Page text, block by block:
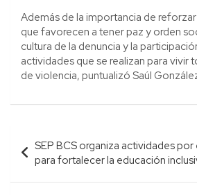
Además de la importancia de
que favorecen a tener paz y orden
cultura de la denuncia y la
actividades que se realizan para vivir
de violencia, puntualizó Saúl
Navegación
de
entradas
SEP BCS organiza actividades
para fortalecer la educación